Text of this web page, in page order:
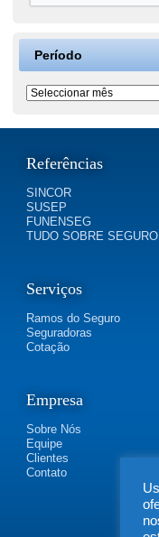
Período
Período
Referências
SINCOR
SUSEP
FUNENSEG
TUDO SOBRE
Serviços
Ramos do Seguro
Seguradoras
Cotação
Empresa
Sobre Nós
Equipe
Clientes
Contato